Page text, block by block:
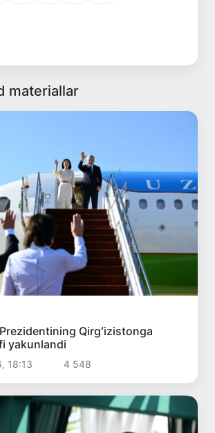
materiallar
Qirgʻizistonga
yakunlandi
18:13 4 548